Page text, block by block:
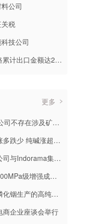
公司
税
技公司
亿美元 同比增长99.5%
更多
注入和重大资产重组的具体计划
跌少 纯碱涨超3%
署安阳清洁制气示范项目EPC合同
成形性稀土热轧汽车钢
甲基铟产能目前约为2吨/年
商企业座谈会举行